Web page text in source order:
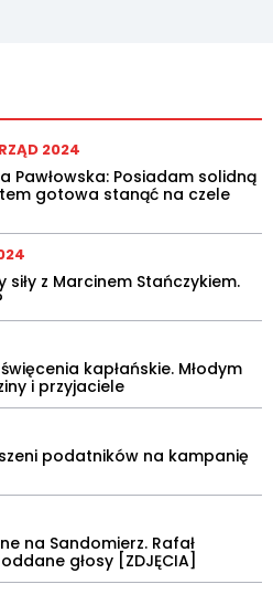
2024
Pawłowska: Posiadam solidną
gotowa stanąć na czele
siły z Marcinem Stańczykiem.
kapłańskie. Młodym
i przyjaciele
podatników na kampanię
na Sandomierz. Rafał
głosy [ZDJĘCIA]